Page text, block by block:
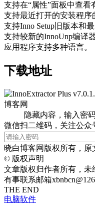
支持在“属性”面板中查看
支持最近打开的安装程序
支持Inno Setup旧版本和最
支持较新的InnoUnp编译
应用程序支持多种语言。
下载地址
隐藏内容，输入密
微信扫二维码，关注公众
晓白博客网版权所有，原
© 版权声明
文章版权归作者所有，未
有事联系邮箱
THE END
电脑软件